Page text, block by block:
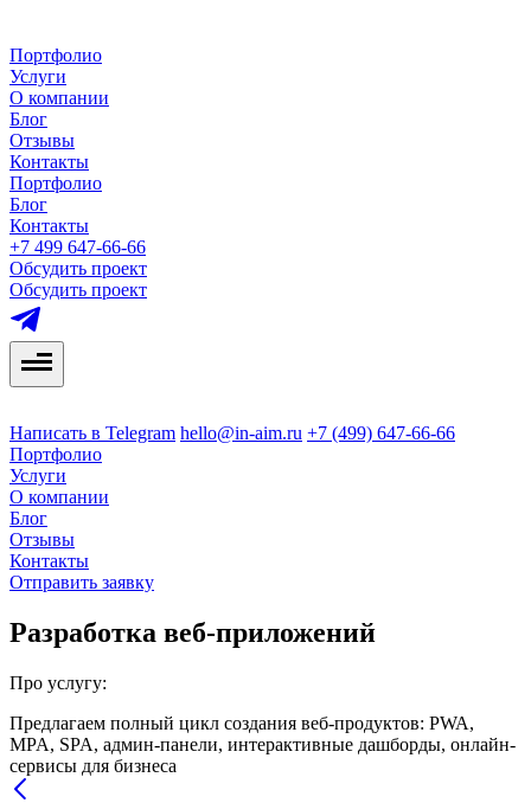
Портфолио
Услуги
О компании
Блог
Отзывы
Контакты
Портфолио
Блог
Контакты
+7 499 647-66-66
Обсудить проект
Обсудить проект
Написать в Telegram hello@in-aim.ru +7 (499) 647-66-66
Портфолио
Услуги
О компании
Блог
Отзывы
Контакты
Отправить заявку
Разработка веб-приложений
Про услугу:
Предлагаем полный цикл создания веб-продуктов: PWA,
MPA, SPA, админ-панели, интерактивные дашборды, онлайн-
сервисы для бизнеса